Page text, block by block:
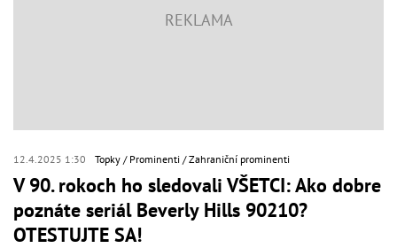
12.4.2025 1:30 Topky Prominenti Zahraniční prominenti
V 90. rokoch ho sledovali VŠETCI: Ako dobre
poznáte seriál Beverly Hills 90210?
OTESTUJTE SA!